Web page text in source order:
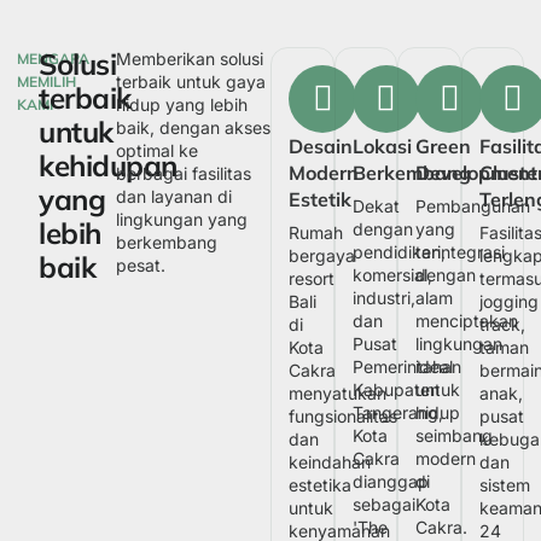
MENGAPA
MEMILIH
KAMI
Solusi
terbaik
untuk
kehidupan
yang
lebih
baik
Memberikan solusi
terbaik untuk gaya
hidup yang lebih
baik, dengan akses
optimal ke
berbagai fasilitas
dan layanan di
lingkungan yang
berkembang
pesat.
Desain
Modern
Estetik
Rumah
bergaya
resort
Bali
di
Kota
Cakra
menyatukan
fungsionalitas
dan
keindahan
estetika
untuk
kenyamanan
Lokasi
Berkembang
Dekat
dengan
pendidikan,
komersial,
industri,
dan
Pusat
Pemerintahan
Kabupaten
Tangerang,
Kota
Cakra
dianggap
sebagai
'The
Green
Development
Pembangunan
yang
terintegrasi
dengan
alam
menciptakan
lingkungan
ideal
untuk
hidup
seimbang
modern
di
Kota
Cakra.
Fasilitas
jogging
track,
taman
anak,
pusat
dan
sistem
24